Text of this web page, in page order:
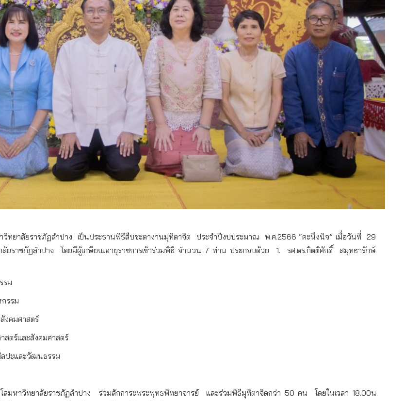
ทยาลัยราชภัฏลำปาง เป็นประธานพิธีสืบชะตางานมุทิตาจิต ประจำปีงบประมาณ พ.ศ.2566 “คะนึงนิจ” เมื่อวันที่
29
ยราชภัฏลำปาง โดยมีผู้เกษียณอายุราชการเข้าร่วมพิธี จำนวน 7 ท่าน ประกอบด้วย 1. รศ.ดร.กิตติศักดิ์
สมุทธารักษ์
รม
รรม
งคมศาสตร์
ตร์และสังคมศาสตร์
ปะและวัฒนธรรม
สมหาวิทยาลัยราชภัฏลำปาง ร่วมสักการะพระพุทธพิทยาจารย์ และร่วมพิธีมุทิตาจิตกว่า 50คน โดยในเวลา 18.00น.